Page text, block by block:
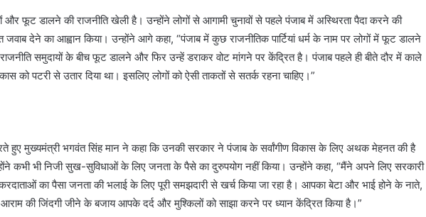
और फूट डालने की राजनीति खेली है। उन्होंने लोगों से आगामी चुनावों से पहले पंजाब में अस्थिरता पैदा करने की
जवाब देने का आह्वान किया। उन्होंने आगे कहा, “पंजाब में कुछ राजनीतिक पार्टियां धर्म के नाम पर लोगों में फूट डालने
समुदायों के बीच फूट डालने और फिर उन्हें डराकर वोट मांगने पर केंद्रित है। पंजाब पहले ही बीते दौर में काले
को पटरी से उतार दिया था। इसलिए लोगों को ऐसी ताकतों से सतर्क रहना चाहिए।”
हुए मुख्यमंत्री भगवंत सिंह मान ने कहा कि उनकी सरकार ने पंजाब के सर्वांगीण विकास के लिए अथक मेहनत की है
कभी भी निजी सुख-सुविधाओं के लिए जनता के पैसे का दुरुपयोग नहीं किया। उन्होंने कहा, “मैंने अपने लिए सरकारी
का पैसा जनता की भलाई के लिए पूरी समझदारी से खर्च किया जा रहा है। आपका बेटा और भाई होने के नाते,
की जिंदगी जीने के बजाय आपके दर्द और मुश्किलों को साझा करने पर ध्यान केंद्रित किया है।”